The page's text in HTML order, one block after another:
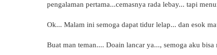
pengalaman pertama...cemasnya rada lebay... tapi
Ok... Malam ini semoga dapat tidur lelap... dan esok
Buat man teman.... Doain lancar ya..., semoga aku